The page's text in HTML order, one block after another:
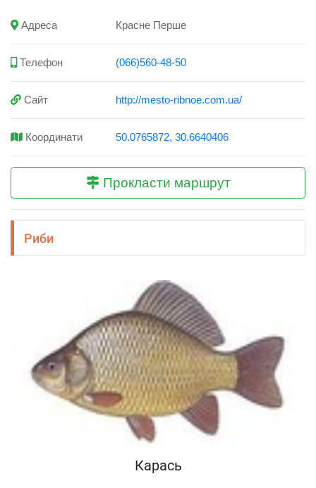
Адреса Красне Перше
Телефон (066)560-48-50
Сайт http://mesto-ribnoe.com.ua/
Координати 50.0765872, 30.6640406
Прокласти маршрут
Риби
Карась